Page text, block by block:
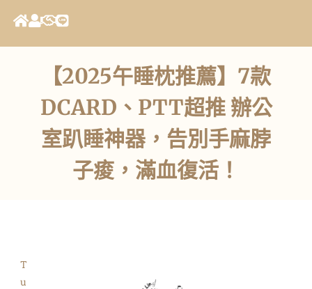
【2025午睡枕推薦】7款
DCARD、PTT超推 辦公
室趴睡神器，告別手麻脖
子痠，滿血復活！
T
u